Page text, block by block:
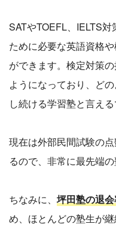
SATやTOEFL、IELTS
ために必要な英語資格
ができます。検定対策
ようになっており、ど
し続ける学習塾と言える
現在は外部民間試験の
るので、非常に最先端の
ちなみに、 坪田塾の退
め、ほとんどの塾生が